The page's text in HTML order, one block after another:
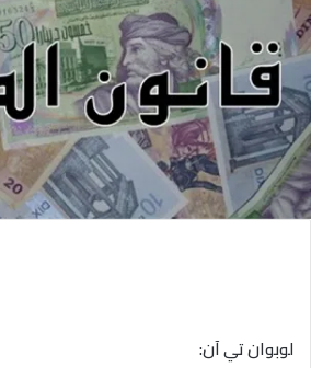
لوبوان تيآن: